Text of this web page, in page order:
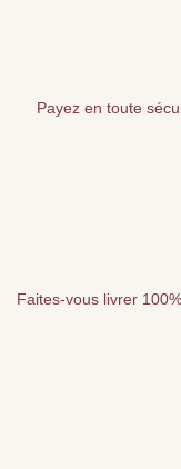
Payez en toute
Faites-vous livrer